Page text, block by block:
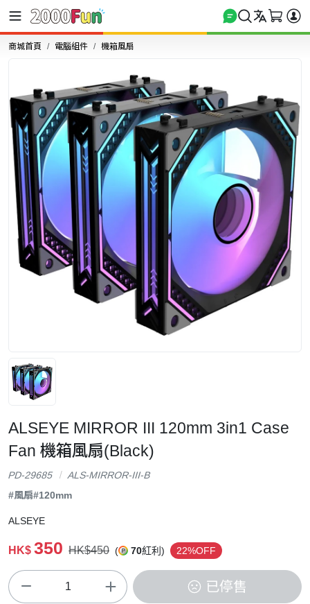
商城首頁 電腦組件 機箱風扇
ALSEYE MIRROR III 120mm 3in1 Case
Fan 機箱風扇(Black)
PD-29685
ALS-MIRROR-III-B
#風扇#120mm
ALSEYE
HK$ 350 HK$450 ( 70紅利) 22%OFF
已停售